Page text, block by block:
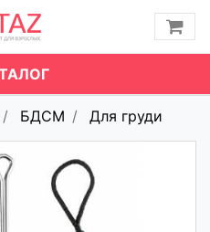
БДСМ Для груди